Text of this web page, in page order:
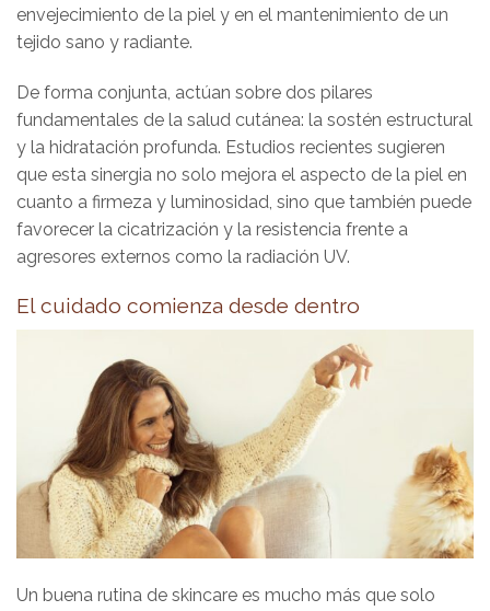
envejecimiento de la piel y en el mantenimiento de un
tejido sano y radiante.
De forma conjunta, actúan sobre dos pilares
fundamentales de la salud cutánea: la sostén estructural
y la hidratación profunda. Estudios recientes sugieren
que esta sinergia no solo mejora el aspecto de la piel en
cuanto a firmeza y luminosidad, sino que también puede
favorecer la cicatrización y la resistencia frente a
agresores externos como la radiación UV.
El cuidado comienza desde dentro
Un buena rutina de skincare es mucho más que solo